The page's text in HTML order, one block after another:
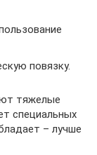
повязку.
тяжелые
специальных
– лучше